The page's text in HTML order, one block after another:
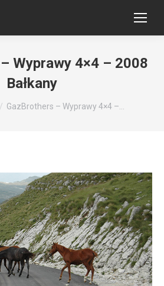
Wyprawy 4×4 – 2008
Bałkany
GazBrothers – Wyprawy 4×4 –…